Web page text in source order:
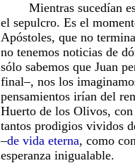
Mientras sucedían
el sepulcro. Es el
Apóstoles, que no
no tenemos noticias de
sólo sabemos que Juan
final–, nos los
pensamientos irían del
Huerto de los Olivos,
tantos prodigios vividos
–de vida eterna, como
esperanza inigualable.